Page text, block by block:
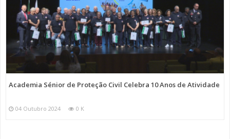
Academia Sénior de Proteção Civil Celebra 10 Anos de Atividade
04 Outubro 2024 0 K